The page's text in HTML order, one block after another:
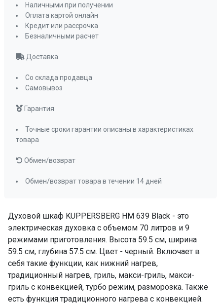
Мощность подключения
Класс энергопотребления
Переключатели (тип)
Количество стекол дверцы
Блокировка от детей
да
Освещение
Стандартный противень
Глубокий противень
да
Духовой шкаф KUPPERSBERG HM 639 Black - это
электрическая духовка с объемом 70 литров и 9
режимами приготовления. Высота 59.5 см, ширина
59.5 см, глубина 57.5 см. Цвет - черный. Включает в
себя такие функции, как нижний нагрев,
традиционный нагрев, гриль, макси-гриль, макси-
гриль с конвекцией, турбо режим, разморозка. Также
есть функция традиционного нагрева с конвекцией.
Наличными при получении
Оплата картой онлайн
Кредит или рассрочка
Безналичными расчет
Доставка
Со склада продавца
Самовывоз
Гарантия
Точные сроки гарантии описаны в характеристиках
товара
Обмен/возврат
Обмен/возврат товара в течении 14 дней